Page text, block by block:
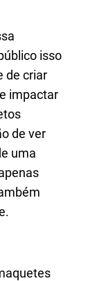
isso
de criar
impactar
de ver
uma